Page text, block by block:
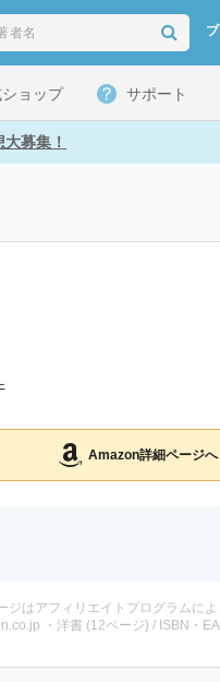
ョップ サポート
募集！
Amazon詳細ページへ
ジはアフィリエイトプログラムに
・洋書 (12ページ) / ISBN・